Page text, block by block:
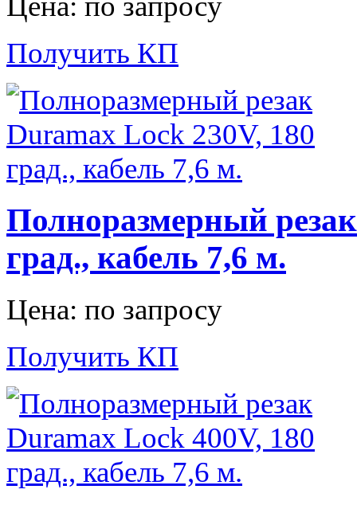
Получить КП
Полноразмерный
град., кабель 7,6 м.
Цена: по запросу
Получить КП